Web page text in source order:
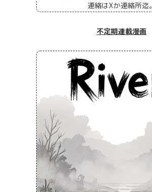
連絡はXか連絡所迄。
不定期連載漫画